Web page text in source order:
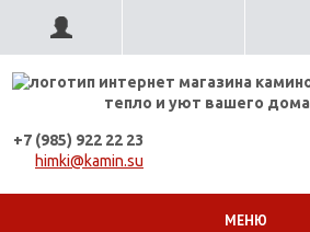
тепло и уют вашего дома
+7 (985) 922 22 23
himki@kamin.su
МЕНЮ